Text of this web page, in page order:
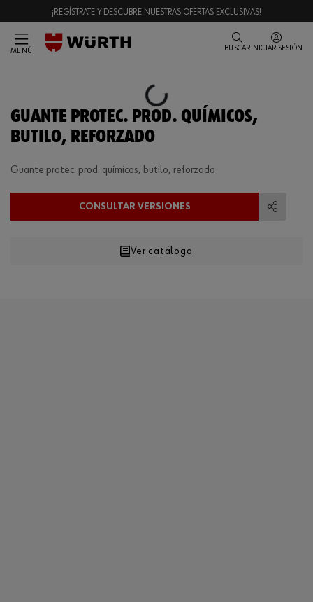
¡REGÍSTRATE Y DESCUBRE NUESTRAS OFERTAS EXCLUSIVAS!
MENÚ BUSCAR INICIAR SESIÓN
Loading...
GUANTE PROTEC. PROD. QUÍMICOS,
BUTILO, REFORZADO
Guante protec. prod. químicos, butilo, reforzado
CONSULTAR VERSIONES
Ver catálogo